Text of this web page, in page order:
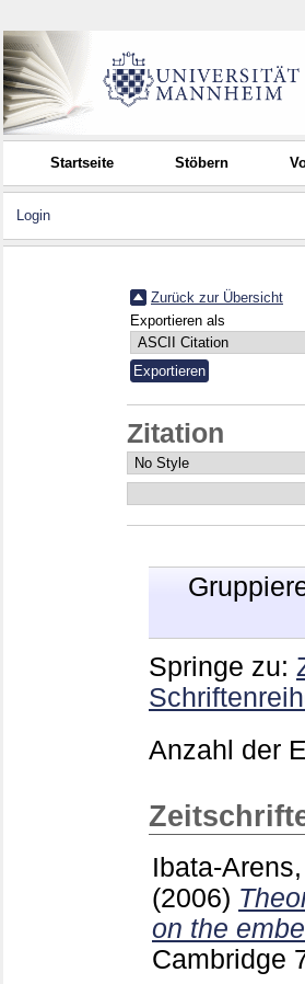
Startseite Stöbern
Login
Zurück zur Übersicht
Exportieren als
Zitation
Springe zu:
Anzahl der
Ibata-
(2006)
on the
Cambridge